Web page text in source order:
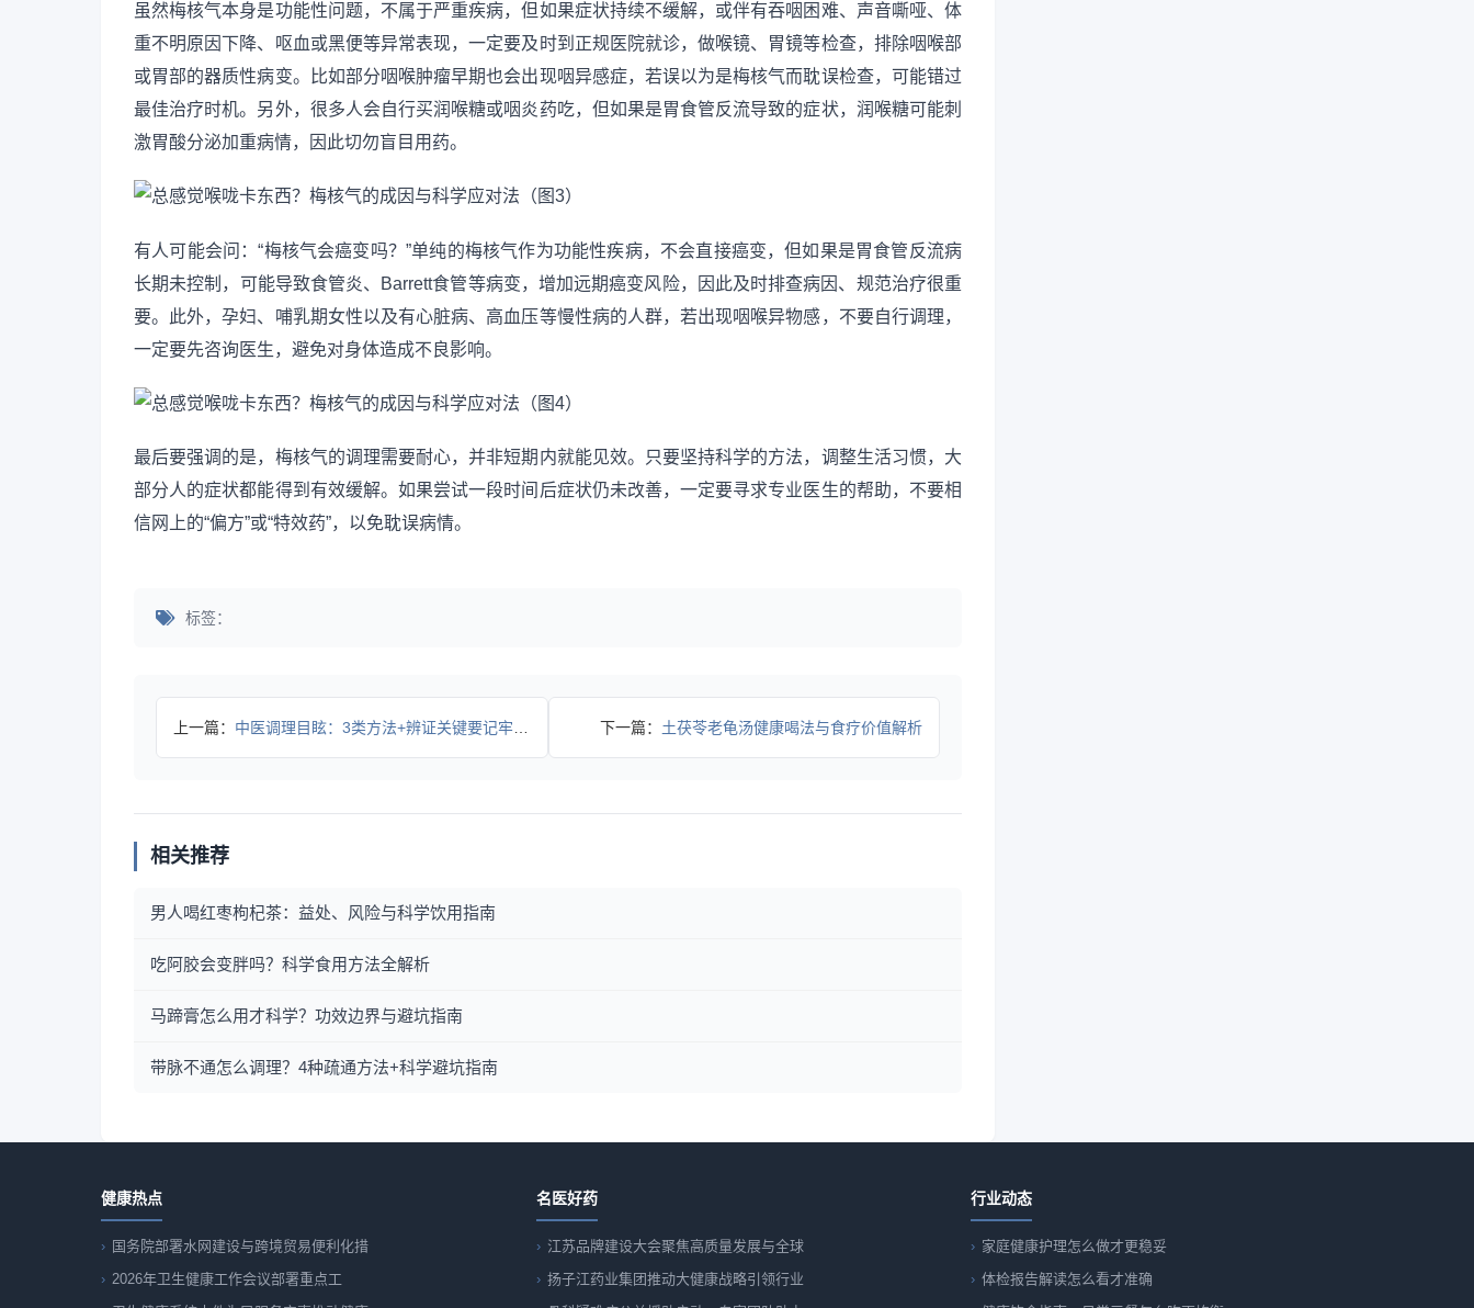
虽然梅核气本身是功能性问题，不属于严重疾病，但如果症状持续不缓解，或伴有吞咽困难、声音嘶哑、体
重不明原因下降、呕血或黑便等异常表现，一定要及时到正规医院就诊，做喉镜、胃镜等检查，排除咽喉部
或胃部的器质性病变。比如部分咽喉肿瘤早期也会出现咽异感症，若误以为是梅核气而耽误检查，可能错过
最佳治疗时机。另外，很多人会自行买润喉糖或咽炎药吃，但如果是胃食管反流导致的症状，润喉糖可能刺
激胃酸分泌加重病情，因此切勿盲目用药。
有人可能会问：“梅核气会癌变吗？”单纯的梅核气作为功能性疾病，不会直接癌变，但如果是胃食管反流病
长期未控制，可能导致食管炎、Barrett食管等病变，增加远期癌变风险，因此及时排查病因、规范治疗很重
要。此外，孕妇、哺乳期女性以及有心脏病、高血压等慢性病的人群，若出现咽喉异物感，不要自行调理，
一定要先咨询医生，避免对身体造成不良影响。
最后要强调的是，梅核气的调理需要耐心，并非短期内就能见效。只要坚持科学的方法，调整生活习惯，大
部分人的症状都能得到有效缓解。如果尝试一段时间后症状仍未改善，一定要寻求专业医生的帮助，不要相
信网上的“偏方”或“特效药”，以免耽误病情。
标签：
上一篇： 中医调理目眩：3类方法+辨证关键要记牢全攻略 下一篇： 土茯苓老龟汤健康喝法与食疗价值解析
相关推荐
男人喝红枣枸杞茶：益处、风险与科学饮用指南
吃阿胶会变胖吗？科学食用方法全解析
马蹄膏怎么用才科学？功效边界与避坑指南
带脉不通怎么调理？4种疏通方法+科学避坑指南
健康热点
国务院部署水网建设与跨境贸易便利化措
2026年卫生健康工作会议部署重点工
名医好药
江苏品牌建设大会聚焦高质量发展与全球
扬子江药业集团推动大健康战略引领行业
行业动态
家庭健康护理怎么做才更稳妥
体检报告解读怎么看才准确